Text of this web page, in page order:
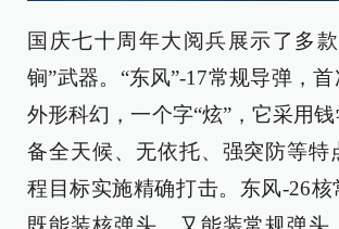
国庆七十周年大阅兵展示了多
锏”武器。“东风”-17常规导弹，首
外形科幻，一个字“炫”，它采用
备全天候、无依托、强突防等特
程目标实施精确打击。东风-26核